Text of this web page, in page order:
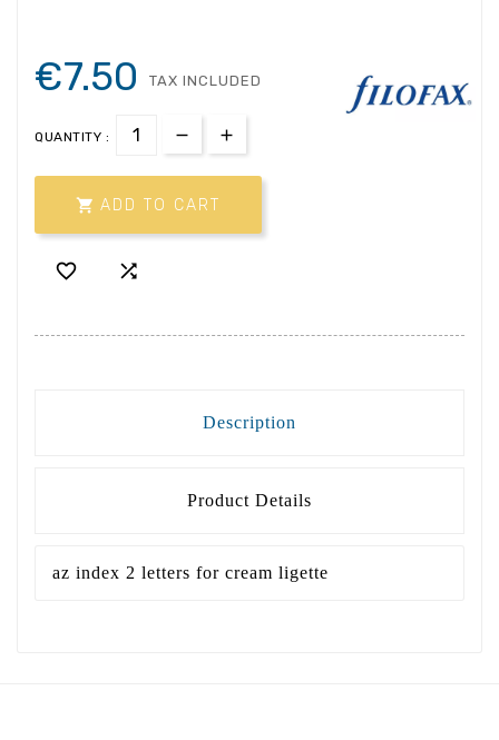
€7.50 TAX INCLUDED
QUANTITY :
 ADD TO CART
 
Description
Product Details
az index 2 letters for cream ligette